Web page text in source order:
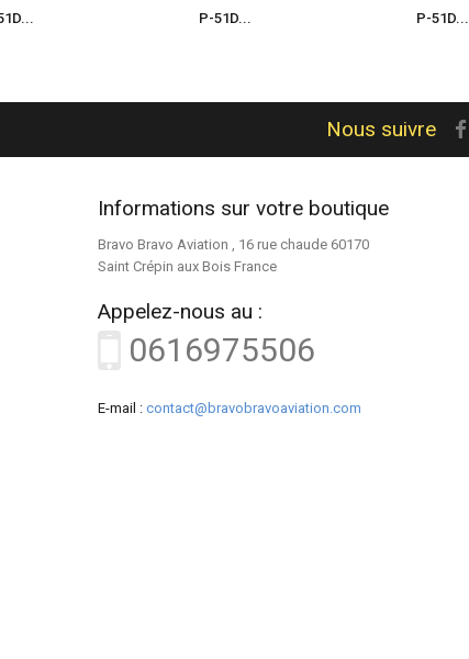
P-51D... P-51D...
Nous suivre
Informations sur votre boutique
Bravo Bravo Aviation , 16 rue chaude 60170
Saint Crépin aux Bois France
Appelez-nous au :
0616975506
E-mail : contact@bravobravoaviation.com